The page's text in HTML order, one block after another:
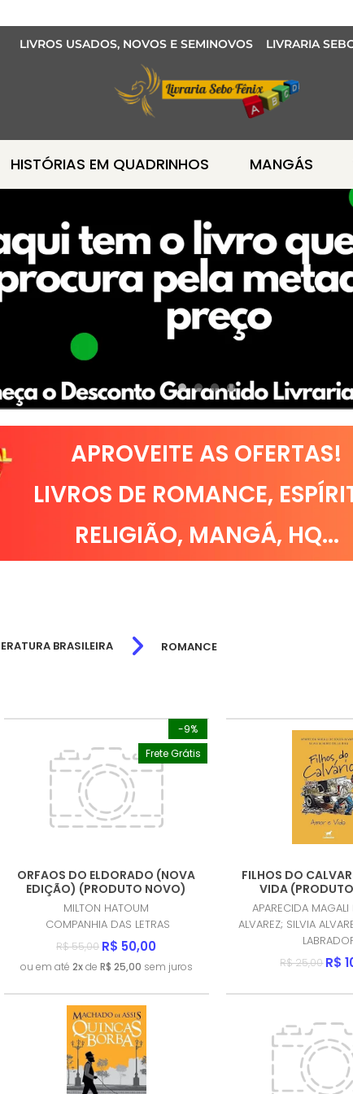
LIVROS USADOS, NOVOS E SEMINOVOS LIVRARIA
HISTÓRIAS EM QUADRINHOS MANGÁS
APROVEITE AS OFERTAS!
LIVROS DE ROMANCE,
RELIGIÃO, MANGÁ, HQ...
BRASILEIRA ROMANCE
-9%
Frete Grátis
ORFAOS DO ELDORADO (NOVA
EDIÇÃO) (PRODUTO NOVO)
MILTON HATOUM
COMPANHIA DAS LETRAS
R$ 55,00 R$ 50,00
ou em até 2xde R$ 25,00 sem juros
FILHOS DO
VIDA
APARECIDA
ALVAREZ; SILVIA
R$ 25,00 R$